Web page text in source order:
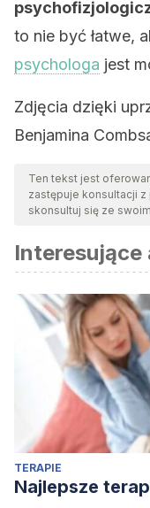
to nie być łatwe,
psychologa jest
Zdjęcia dzięki
Benjamina
Ten tekst jest
zastępuje konsultacji
skonsultuj się ze
Interesujące
TERAPIE
Najlepsze